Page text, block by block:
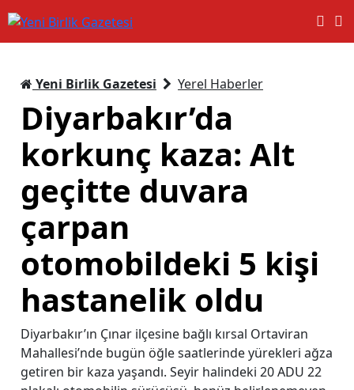
Yeni Birlik Gazetesi Yerel Haberler
Diyarbakır’da
korkunç kaza: Alt
geçitte duvara
çarpan
otomobildeki 5 kişi
hastanelik oldu
Diyarbakır’ın Çınar ilçesine bağlı kırsal Ortaviran
Mahallesi’nde bugün öğle saatlerinde yürekleri ağza
getiren bir kaza yaşandı. Seyir halindeki 20 ADU 22